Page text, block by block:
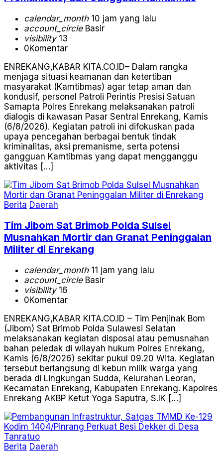
calendar_month10 jam yang lalu
account_circleBasir
visibility13
0Komentar
ENREKANG,KABAR KITA.CO.ID– Dalam rangka
menjaga situasi keamanan dan ketertiban
masyarakat (Kamtibmas) agar tetap aman dan
kondusif, personel Patroli Perintis Presisi Satuan
Samapta Polres Enrekang melaksanakan patroli
dialogis di kawasan Pasar Sentral Enrekang, Kamis
(6/8/2026). Kegiatan patroli ini difokuskan pada
upaya pencegahan berbagai bentuk tindak
kriminalitas, aksi premanisme, serta potensi
gangguan Kamtibmas yang dapat mengganggu
aktivitas […]
Berita Daerah
Tim Jibom Sat Brimob Polda Sulsel
Musnahkan Mortir dan Granat Peninggalan
Militer di Enrekang
calendar_month11 jam yang lalu
account_circleBasir
visibility16
0Komentar
ENREKANG,KABAR KITA.CO.ID – Tim Penjinak Bom
(Jibom) Sat Brimob Polda Sulawesi Selatan
melaksanakan kegiatan disposal atau pemusnahan
bahan peledak di wilayah hukum Polres Enrekang,
Kamis (6/8/2026) sekitar pukul 09.20 Wita. Kegiatan
tersebut berlangsung di kebun milik warga yang
berada di Lingkungan Sudda, Kelurahan Leoran,
Kecamatan Enrekang, Kabupaten Enrekang. Kapolres
Enrekang AKBP Ketut Yoga Saputra, S.IK […]
Berita Daerah